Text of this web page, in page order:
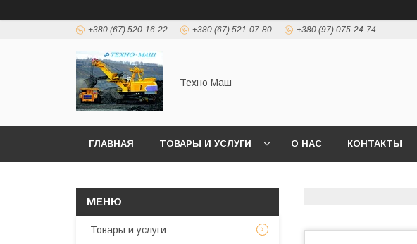
+380 (67) 520-16-22 +380 (67) 521-07-80 +380 (97) 075-24-74
Техно Маш
ГЛАВНАЯ ТОВАРЫ И УСЛУГИ О НАС КОНТАКТЫ
Товары и услуги